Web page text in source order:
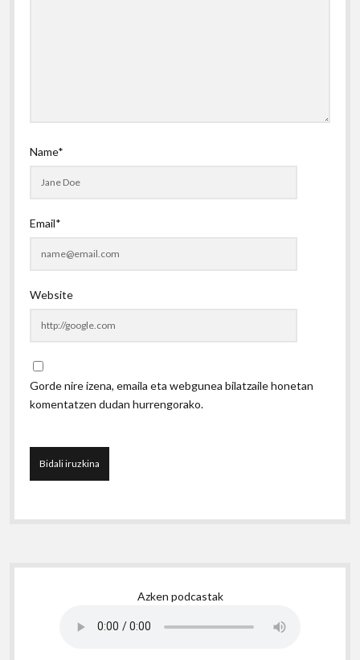
Name*
Email*
Website
Gorde nire izena, emaila eta webgunea bilatzaile honetan
komentatzen dudan hurrengorako.
Sidebar
Azken podcastak